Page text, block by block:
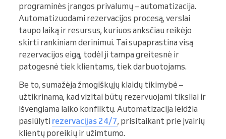
programinės įrangos privalumų – automatizacija.
Automatizuodami rezervacijos procesą, verslai
taupo laiką ir resursus, kuriuos anksčiau reikėjo
skirti rankiniam derinimui. Tai supaprastina visą
rezervacijos eigą, todėl ji tampa greitesnė ir
patogesnė tiek klientams, tiek darbuotojams.
Be to, sumažėja žmogiškųjų klaidų tikimybė –
užtikrinama, kad vizitai būtų rezervuojami tiksliai ir
išvengiama laiko konfliktų. Automatizacija leidžia
pasiūlyti rezervacijas 24/7, prisitaikant prie įvairių
klientų poreikių ir užimtumo.